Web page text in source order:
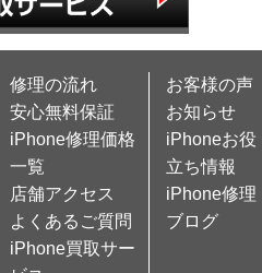
修理の流れ
安心無料保証
iPhone修理価格
一覧
店舗アクセス
よくあるご質問
iPhone買取サー
お客様の声
お知らせ
iPhoneお役
立ち情報
iPhone修理
ブログ